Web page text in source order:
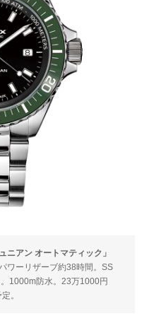
ニアン オートマティック」
ワーリザーブ約38時間。SS
1000m防水。23万1000円
。